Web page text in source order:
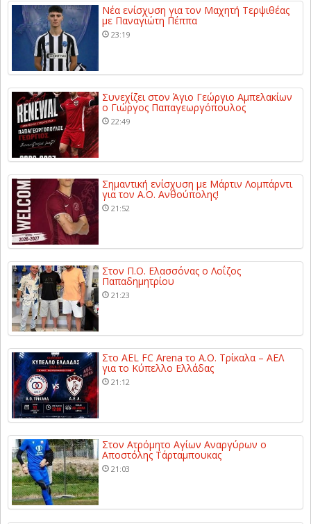
Νέα ενίσχυση για τον Μαχητή Τερψιθέας
με Παναγιώτη Πέππα
23:19
Συνεχίζει στον Άγιο Γεώργιο Αμπελακίων
ο Γιώργος Παπαγεωργόπουλος
22:49
Σημαντική ενίσχυση με Μάρτιν Λομπάρντι
για τον Α.Ο. Ανθούπολης!
21:52
Στον Π.Ο. Ελασσόνας ο Λοΐζος
Παπαδημητρίου
21:23
Στο AEL FC Arena το Α.Ο. Τρίκαλα – ΑΕΛ
για το Κύπελλο Ελλάδας
21:12
Στον Ατρόμητο Αγίων Αναργύρων ο
Αποστόλης Τάρταμπουκας
21:03